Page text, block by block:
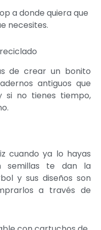
a donde quiera que
necesites.
de crear un bonito
antiguos que
si no tienes tiempo,
cuando ya lo hayas
semillas te dan la
y sus diseños son
a través de